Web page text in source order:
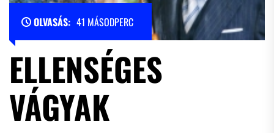
OLVASÁS: 41 MÁSODPERC
ELLENSÉGES
VÁGYAK